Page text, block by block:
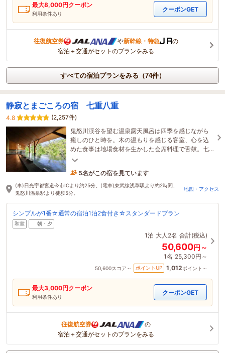
最大8,000円クーポン
利用条件あり
クーポンGET
往復航空券 や新幹線・特急
の
宿泊＋交通がセットのプランをみる
すべての宿泊プランをみる（74件）
静寂とまごころの宿 七重八重
4.8
(2,257件)
鬼怒川渓谷を望む温泉露天風呂は四季を感じながら
癒しのひと時を。木の温もりを感じる客室、心を込
めた食事は地場食材を生かした会席料理で舌鼓。七
重八重で心をほぐすひと時を。
5名がこの宿を見ています
3時間前に予約されました
(車)日光宇都宮道今市ICより約25分。(電車)東武線浅草駅より約2時間、
鬼怒川温泉駅より徒歩5分。
地図・アクセス
シンプルが1番☆通常の宿泊1泊2食付き☆スタンダードプラン
和室 朝・夕
1泊 大人2名 合計(税込)
50,600円～
1名 25,300円～
50,600スコア～ ポイントUP 1,012ポイント～
最大3,000円クーポン
利用条件あり
クーポンGET
往復航空券
の
宿泊＋交通がセットのプランをみる